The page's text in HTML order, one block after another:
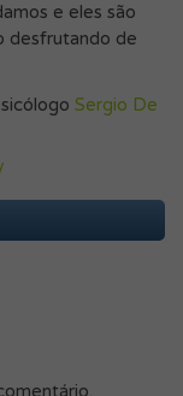
e eles são
desfrutando de
Sergio De